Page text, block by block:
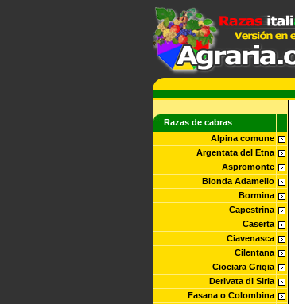
Razas de cabras
Alpina comune
Argentata del Etna
Aspromonte
Bionda Adamello
Bormina
Capestrina
Caserta
Ciavenasca
Cilentana
Ciociara Grigia
Derivata di Siria
Fasana o Colombina